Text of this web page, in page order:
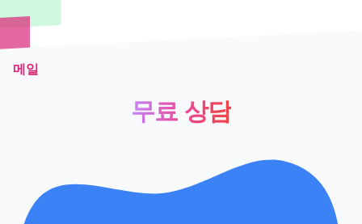
메일
무료 상담